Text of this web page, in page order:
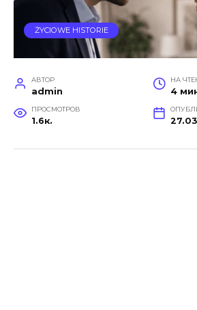
ŻYCIOWE HISTORIE
АВТОР
admin
НА
4
ПРОСМОТРОВ
1.6к.